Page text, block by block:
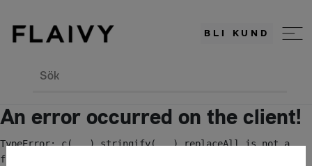
BLI KUND
Sök
An error occurred on the client!
TypeError: c(...).stringify(...).replaceAll is not a
function